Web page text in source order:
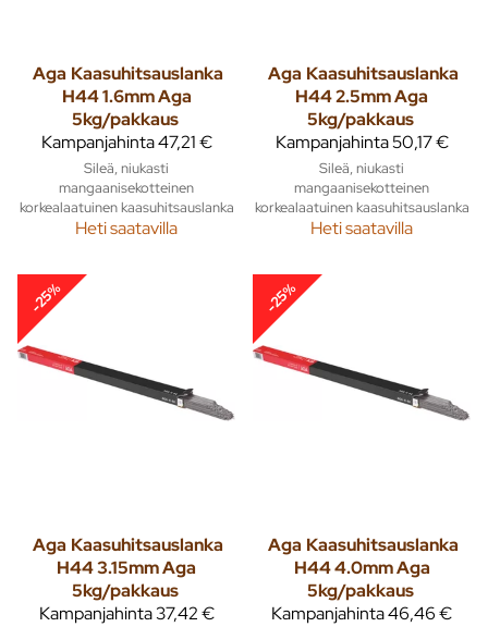
Aga Kaasuhitsauslanka
H44 1.6mm Aga
5kg/pakkaus
Kampanjahinta47,21 €
Sileä, niukasti
mangaanisekotteinen
korkealaatuinen kaasuhitsauslanka
Heti saatavilla
Aga Kaasuhitsauslanka
H44 2.5mm Aga
5kg/pakkaus
Kampanjahinta50,17 €
Sileä, niukasti
mangaanisekotteinen
korkealaatuinen kaasuhitsauslanka
Heti saatavilla
-25%
Aga Kaasuhitsauslanka
H44 3.15mm Aga
5kg/pakkaus
Kampanjahinta37,42 €
-25%
Aga Kaasuhitsauslanka
H44 4.0mm Aga
5kg/pakkaus
Kampanjahinta46,46 €